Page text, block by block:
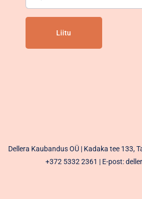
Dellera Kaubandus OÜ | Kadaka tee 133,
+372 5332 2361 | E-post: